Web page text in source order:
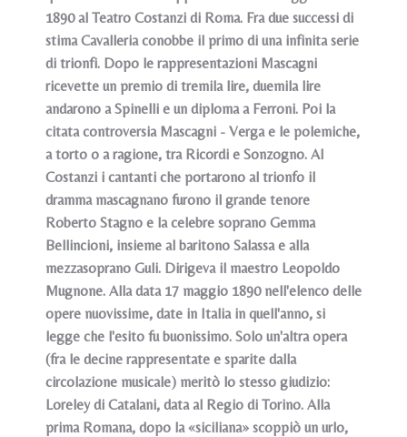
1890 al Teatro Costanzi di Roma. Fra due successi di
stima Cavalleria conobbe il primo di una infinita serie
di trionfi. Dopo le rappresentazioni Mascagni
ricevette un premio di tremila lire, duemila lire
andarono a Spinelli e un diploma a Ferroni. Poi la
citata controversia Mascagni - Verga e le polemiche,
a torto o a ragione, tra Ricordi e Sonzogno. Al
Costanzi i cantanti che portarono al trionfo il
dramma mascagnano furono il grande tenore
Roberto Stagno e la celebre soprano Gemma
Bellincioni, insieme al baritono Salassa e alla
mezzasoprano Guli. Dirigeva il maestro Leopoldo
Mugnone. Alla data 17 maggio 1890 nell'elenco delle
opere nuovissime, date in Italia in quell'anno, si
legge che l'esito fu buonissimo. Solo un'altra opera
(fra le decine rappresentate e sparite dalla
circolazione musicale) meritò lo stesso giudizio:
Loreley di Catalani, data al Regio di Torino. Alla
prima Romana, dopo la «siciliana» scoppiò un urlo,